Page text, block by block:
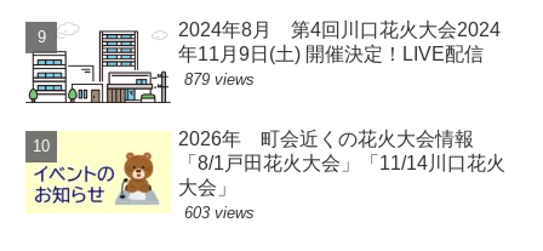
2024年8月 第4回川口花火大会2024
年11月9日(土) 開催決定！LIVE配信
879 views
2026年 町会近くの花火大会情報
「8/1戸田花火大会」「11/14川口花火
大会」
603 views